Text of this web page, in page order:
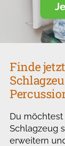
Finde
Du
Schlagzeug
erweitern